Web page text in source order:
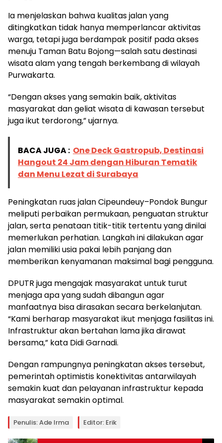
Ia menjelaskan bahwa kualitas jalan yang
ditingkatkan tidak hanya memperlancar aktivitas
warga, tetapi juga berdampak positif pada akses
menuju Taman Batu Bojong—salah satu destinasi
wisata alam yang tengah berkembang di wilayah
Purwakarta.
“Dengan akses yang semakin baik, aktivitas
masyarakat dan geliat wisata di kawasan tersebut
juga ikut terdorong,” ujarnya.
BACA JUGA : One Deck Gastropub, Destinasi
Hangout 24 Jam dengan Hiburan Tematik
dan Menu Lezat di Surabaya
Peningkatan ruas jalan Cipeundeuy–Pondok Bungur
meliputi perbaikan permukaan, penguatan struktur
jalan, serta penataan titik-titik tertentu yang dinilai
memerlukan perhatian. Langkah ini dilakukan agar
jalan memiliki usia pakai lebih panjang dan
memberikan kenyamanan maksimal bagi pengguna.
DPUTR juga mengajak masyarakat untuk turut
menjaga apa yang sudah dibangun agar
manfaatnya bisa dirasakan secara berkelanjutan.
“Kami berharap masyarakat ikut menjaga fasilitas ini.
Infrastruktur akan bertahan lama jika dirawat
bersama,” kata Didi Garnadi.
Dengan rampungnya peningkatan akses tersebut,
pemerintah optimistis konektivitas antarwilayah
semakin kuat dan pelayanan infrastruktur kepada
masyarakat semakin optimal.
Penulis: Ade Irma Editor: Erik